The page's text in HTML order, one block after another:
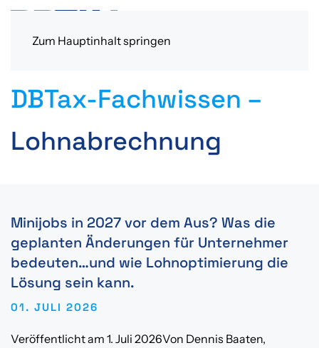
Zum Hauptinhalt springen
DBTax-Fachwissen –
Lohnabrechnung
Minijobs in 2027 vor dem Aus? Was die
geplanten Änderungen für Unternehmer
bedeuten…und wie Lohnoptimierung die
Lösung sein kann.
01. JULI 2026
Veröffentlicht am 1. Juli 2026Von Dennis Baaten,